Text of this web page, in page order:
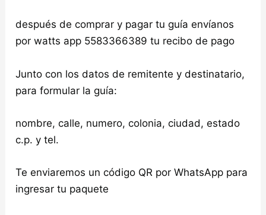
después de comprar y pagar tu guía envíanos
por watts app 5583366389 tu recibo de pago
Junto con los datos de remitente y destinatario,
para formular la guía:
nombre, calle, numero, colonia, ciudad, estado
c.p. y tel.
Te enviaremos un código QR por WhatsApp para
ingresar tu paquete